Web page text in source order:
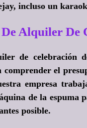
incluso un
Alquiler De
de celebración
comprender el
empresa
de la espuma
posible.